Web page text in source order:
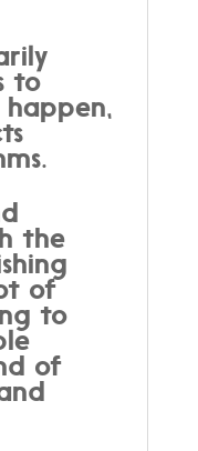
to
the
of
to
of